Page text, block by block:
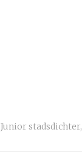
Junior stadsdichter,